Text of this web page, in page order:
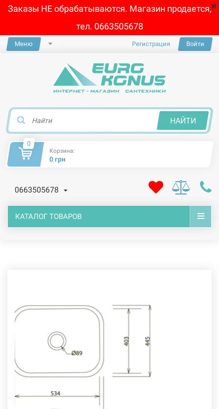
Заказы НЕ обрабатываются. Магазин продается,
тел. 0663505678
Меню Регистрация Войти
НАЙТИ
0
Корзина:
0 грн
0663505678
КАТАЛОГ ТОВАРОВ